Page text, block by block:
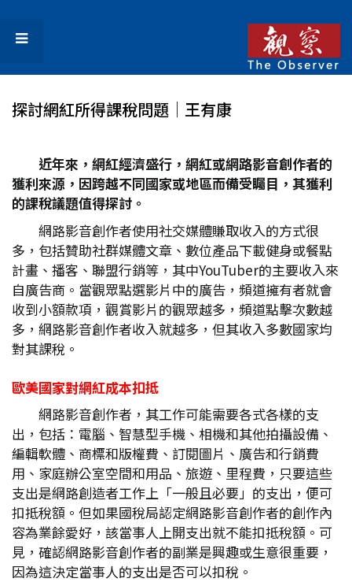
探討網紅所得課稅問題│王有康
近年來，網紅經濟盛行，網紅或網路影音創作者的
獲利來源，因跨越不同國家或地區而備受矚目，其獲利
的課稅議題值得探討。
網路影音創作者使用社交媒體賺取收入的方式很
多，包括贊助社群媒體文章、數位產品下載健身或餐點
計畫、播客、聯盟行銷等，其中YouTuber的主要收入來
自廣告商。當觀眾點選影片中的廣告，頻道擁有者就會
收到小額款項，觀賞影片的觀眾越多，頻道點擊次數越
多，網路影音創作者收入就越多，但其收入多數國家均
對其課稅。
歐美國家對網紅成本扣抵
網路影音創作者，其工作可能需要各式各樣的支
出，包括：電腦、智慧型手機、相機和其他拍攝設備、
編輯軟體、商標和版權費、訂閱圖片、廣告和行銷費
用、家庭辦公室空間和用品、旅遊、里程費，只要這些
支出是網路創造者工作上「一般且必要」的支出，便可
扣抵稅額。但如果國稅局認定網路影音創作者的創作內
容為業餘愛好，該當事人上開支出就不能扣抵稅額。可
見，確認網路影音創作者的副業是興趣或生意很重要，
因為這決定當事人的支出是否可以扣稅。